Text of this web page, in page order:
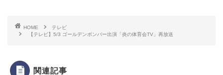
HOME
テレビ
【テレビ】5/3 ゴールデンボンバー出演「炎の体育会TV」再放送
関連記事